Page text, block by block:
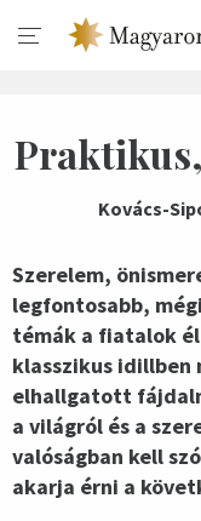
Kovács-
Szerelem,
legfontosabb,
témák a fiatalok
klasszikus idillben
elhallgatott
a világról és a
valóságban kell
akarja érni a